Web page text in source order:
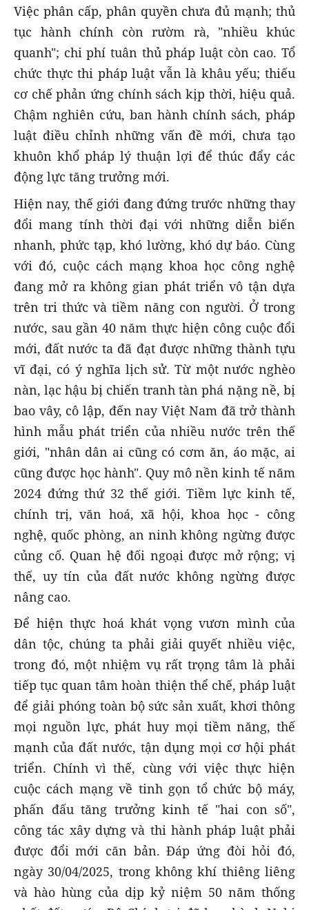
Việc phân cấp, phân quyền chưa đủ mạnh; thủ
tục hành chính còn rườm rà, "nhiều khúc
quanh"; chi phí tuân thủ pháp luật còn cao. Tổ
chức thực thi pháp luật vẫn là khâu yếu; thiếu
cơ chế phản ứng chính sách kịp thời, hiệu quả.
Chậm nghiên cứu, ban hành chính sách, pháp
luật điều chỉnh những vấn đề mới, chưa tạo
khuôn khổ pháp lý thuận lợi để thúc đẩy các
động lực tăng trưởng mới.
Hiện nay, thế giới đang đứng trước những thay
đổi mang tính thời đại với những diễn biến
nhanh, phức tạp, khó lường, khó dự báo. Cùng
với đó, cuộc cách mạng khoa học công nghệ
đang mở ra không gian phát triển vô tận dựa
trên tri thức và tiềm năng con người. Ở trong
nước, sau gần 40 năm thực hiện công cuộc đổi
mới, đất nước ta đã đạt được những thành tựu
vĩ đại, có ý nghĩa lịch sử. Từ một nước nghèo
nàn, lạc hậu bị chiến tranh tàn phá nặng nề, bị
bao vây, cô lập, đến nay Việt Nam đã trở thành
hình mẫu phát triển của nhiều nước trên thế
giới, "nhân dân ai cũng có cơm ăn, áo mặc, ai
cũng được học hành". Quy mô nền kinh tế năm
2024 đứng thứ 32 thế giới. Tiềm lực kinh tế,
chính trị, văn hoá, xã hội, khoa học - công
nghệ, quốc phòng, an ninh không ngừng được
củng cố. Quan hệ đối ngoại được mở rộng; vị
thế, uy tín của đất nước không ngừng được
nâng cao.
Để hiện thực hoá khát vọng vươn mình của
dân tộc, chúng ta phải giải quyết nhiều việc,
trong đó, một nhiệm vụ rất trọng tâm là phải
tiếp tục quan tâm hoàn thiện thể chế, pháp luật
để giải phóng toàn bộ sức sản xuất, khơi thông
mọi nguồn lực, phát huy mọi tiềm năng, thế
mạnh của đất nước, tận dụng mọi cơ hội phát
triển. Chính vì thế, cùng với việc thực hiện
cuộc cách mạng về tinh gọn tổ chức bộ máy,
phấn đấu tăng trưởng kinh tế "hai con số",
công tác xây dựng và thi hành pháp luật phải
được đổi mới căn bản. Đáp ứng đòi hỏi đó,
ngày 30/04/2025, trong không khí thiêng liêng
và hào hùng của dịp kỷ niệm 50 năm thống